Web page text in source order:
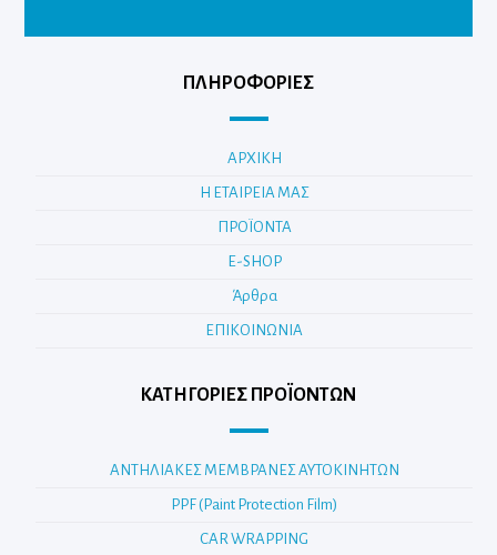
ΠΛΗΡΟΦΟΡΙΕΣ
ΑΡΧΙΚΗ
Η ΕΤΑΙΡΕΙΑ ΜΑΣ
ΠΡΟΪΟΝΤΑ
E-SHOP
Άρθρα
ΕΠΙΚΟΙΝΩΝΙΑ
ΚΑΤΗΓΟΡΊΕΣ ΠΡΟΪΌΝΤΩΝ
ΑΝΤΗΛΙΑΚΕΣ ΜΕΜΒΡΑΝΕΣ ΑΥΤΟΚΙΝΗΤΩΝ
PPF (Paint Protection Film)
CAR WRAPPING